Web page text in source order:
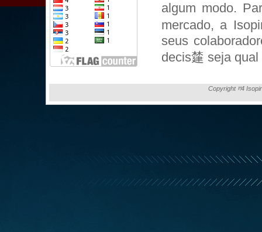
algum modo.
mercado, a
seus
decis㯬 seja
Copyright ⰱ4